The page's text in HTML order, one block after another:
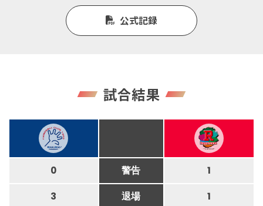
公式記録
試合結果
0 警告 1
3 退場 1